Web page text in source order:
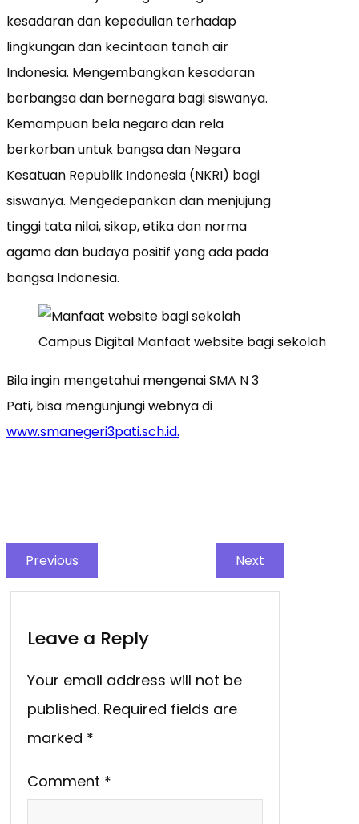
kesadaran dan kepedulian terhadap
lingkungan dan kecintaan tanah air
Indonesia. Mengembangkan kesadaran
berbangsa dan bernegara bagi siswanya.
Kemampuan bela negara dan rela
berkorban untuk bangsa dan Negara
Kesatuan Republik Indonesia (NKRI) bagi
siswanya. Mengedepankan dan menjujung
tinggi tata nilai, sikap, etika dan norma
agama dan budaya positif yang ada pada
bangsa Indonesia.
Campus Digital Manfaat website bagi sekolah
Bila ingin mengetahui mengenai SMA N 3
Pati, bisa mengunjungi webnya di
www.smanegeri3pati.sch.id.
Previous Next
Leave a Reply
Your email address will not be
published. Required fields are
marked *
Comment *